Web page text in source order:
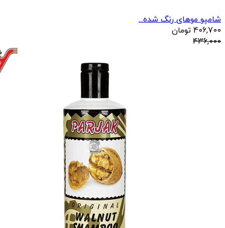
شامپو موهای رنگ شده...
406,700 تومان
436,000